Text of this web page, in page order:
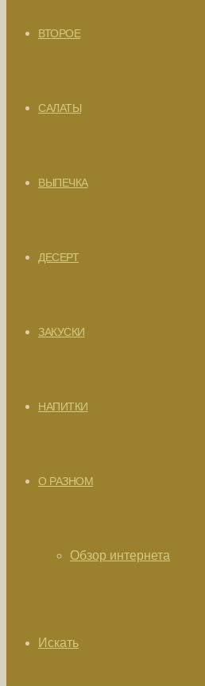
ВТОРОЕ
САЛАТЫ
ВЫПЕЧКА
ДЕСЕРТ
ЗАКУСКИ
НАПИТКИ
О РАЗНОМ
Обзор интернета
Искать